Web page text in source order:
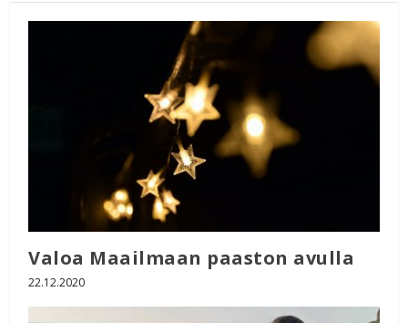
Valoa Maailmaan paaston avulla
22.12.2020